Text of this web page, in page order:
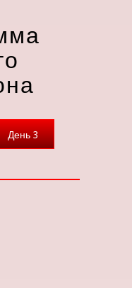
День 3